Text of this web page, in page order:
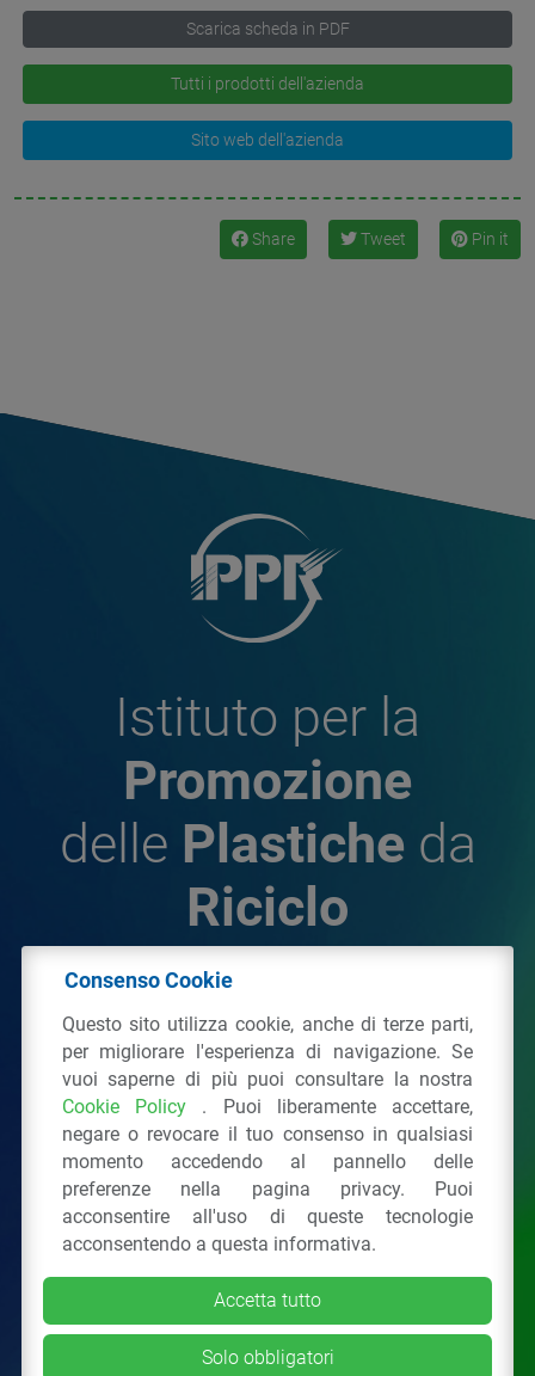
Scarica scheda in PDF
Tutti i prodotti dell'azienda
Sito web dell'azienda
Share Tweet Pin it
Istituto per la
Promozione
delle Plastiche da
Riciclo
Plastiche da Riciclo
C.F. 97381090154
Via San Vittore 36 20123Milano (MI)
Tel.: 02 43928225.
Tutti i diritti riservati Privacy Policy &Cookie
Consenso Cookie
Questo sito utilizza cookie, anche di terze parti,
per migliorare l'esperienza di navigazione. Se
vuoi saperne di più puoi consultare la nostra
Cookie Policy . Puoi liberamente accettare,
negare o revocare il tuo consenso in qualsiasi
momento accedendo al pannello delle
preferenze nella pagina privacy. Puoi
acconsentire all'uso di queste tecnologie
acconsentendo a questa informativa.
Accetta tutto
Solo obbligatori